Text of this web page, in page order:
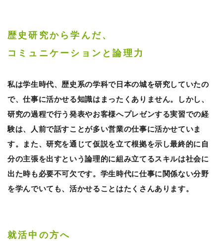
歴史研究から学んだ、
コミュニケーションと論理力
私は学生時代、歴史系の学科で日本の城を研究していたの
で、仕事に活かせる知識はまったくありません。しかし、
研究の過程で行う発表やお客様へプレゼンする実習での経
験は、人前で話すことが多い営業の仕事に活かせていま
す。また、研究を通じて仮説を立て根拠を示し最終的に自
分の主張を出すという論理的に組み立てるスキルは社会に
出た時も必要不可欠です。学生時代に仕事に関係ない分野
を学んでいても、活かせることはたくさんあります。
就活中の方へ